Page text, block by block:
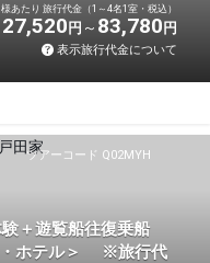
あたり 旅行代金（1～4名1室・税込）
27,520 円 83,780 円
表示旅行代金について
ツアーコード Q02MYH
＋遊覧船往復乗船
・ホテル＞ ※旅行代